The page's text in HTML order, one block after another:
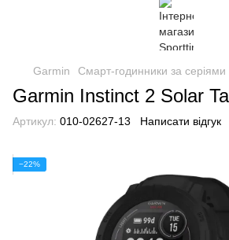
Garmin Смарт-годинники за серіями
Garmin Instinct 2 Solar
Артикул: 010-02627-13 Написати відгук
−22%